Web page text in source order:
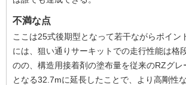
不満な点
ここは25式後期型となって若干ながらポイン
には、狙い通りサーキットでの走行性能は格
のの、構造用接着剤の塗布量を従来のRZグレ
となる32.7mに延長したことで、より高剛性